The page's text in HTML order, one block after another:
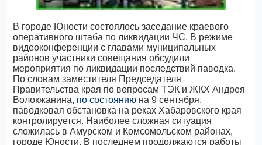
В городе Юности состоялось заседание краевого
оперативного штаба по ликвидации ЧС. В режиме
видеоконференции с главами муниципальных
районов участники совещания обсудили
мероприятия по ликвидации последствий паводка.
По словам заместителя Председателя
Правительства края по вопросам ТЭК и ЖКХ Андрея
Волокжанина, по состоянию на 9 сентября,
паводковая обстановка на реках Хабаровского края
контролируется. Наиболее сложная ситуация
сложилась в Амурском и Комсомольском районах,
городе Юности. В последнем продолжаются работы